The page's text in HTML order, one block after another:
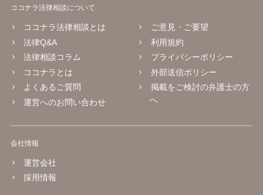
ココナラ法律相談について
ココナラ法律相談とは
法律Q&A
法律相談コラム
ココナラとは
よくあるご質問
運営へのお問い合わせ
ご意見・ご要望
利用規約
プライバシーポリシー
外部送信ポリシー
掲載をご検討の弁護士の方
へ
会社情報
運営会社
採用情報